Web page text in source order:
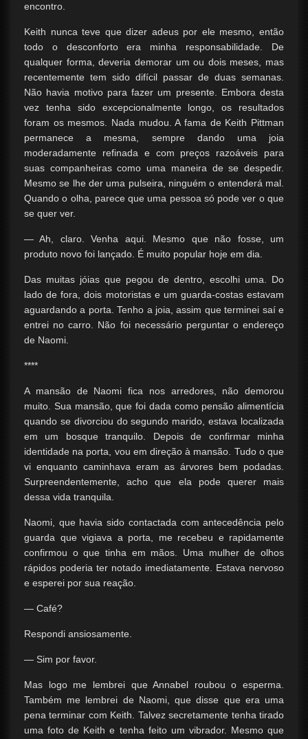
encontro.
Keith nunca teve que dizer adeus por ele mesmo, então
todo o desconforto era minha responsabilidade. De
qualquer forma, deveria demorar um ou dois meses, mas
recentemente tem sido difícil passar de duas semanas.
Não havia motivo para fazer um presente. Embora desta
vez tenha sido excepcionalmente longo, os resultados
foram os mesmos. Nada mudou. A fama de Keith Pittman
permanece a mesma, sempre dando uma joia
moderadamente refinada e com preços razoáveis ​​para
suas companheiras como uma maneira de se despedir.
Mesmo se lhe der uma pulseira, ninguém o entenderá mal.
Quando o olha, parece que uma pessoa só pode ver o que
se quer ver.
— Ah, claro. Venha aqui. Mesmo que não fosse, um
produto novo foi lançado. É muito popular hoje em dia.
Das muitas jóias que pegou de dentro, escolhi uma. Do
lado de fora, dois motoristas e um guarda-costas estavam
aguardando a porta. Tenho a joia, assim que terminei saí e
entrei no carro. Não foi necessário perguntar o endereço
de Naomi.
****
A mansão de Naomi fica nos arredores, não demorou
muito. Sua mansão, que foi dada como pensão alimentícia
quando se divorciou do segundo marido, estava localizada
em um bosque tranquilo. Depois de confirmar minha
identidade na porta, vou em direção à mansão. Tudo o que
vi enquanto caminhava eram as árvores bem podadas.
Surpreendentemente, acho que ela pode querer mais
dessa vida tranquila.
Naomi, que havia sido contactada com antecedência pelo
guarda que vigiava a porta, me recebeu e rapidamente
confirmou o que tinha em mãos. Uma mulher de olhos
rápidos poderia ter notado imediatamente. Estava nervoso
e esperei por sua reação.
— Café?
Respondi ansiosamente.
— Sim por favor.
Mas logo me lembrei que Annabel roubou o esperma.
Também me lembrei de Naomi, que disse que era uma
pena terminar com Keith. Talvez secretamente tenha tirado
uma foto de Keith e tenha feito um vibrador. Mesmo que